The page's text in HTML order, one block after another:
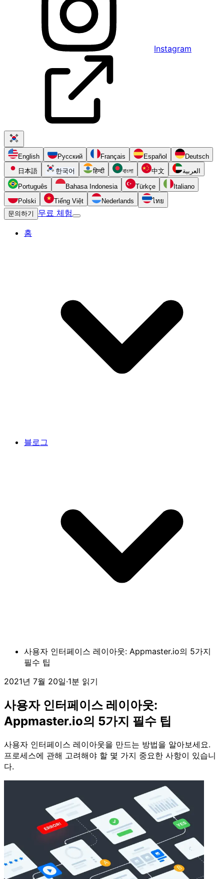
Instagram
English Русский Français Español
Deutsch
日本語
한국어 हिन्दी বাংলা 中文 العربية
Português Bahasa Indonesia Türkçe
Italiano
Polski
Tiếng Việt Nederlands
ไทย
문의하기
무료 체험
홈
블로그
사용자 인터페이스 레이아웃: Appmaster.io의 5가지
필수 팁
2021년 7월 20일·1분 읽기
사용자 인터페이스 레이아웃:
Appmaster.io의 5가지 필수 팁
사용자 인터페이스 레이아웃을 만드는 방법을 알아보세요.
프로세스에 관해 고려해야 할 몇 가지 중요한 사항이 있습니
다.